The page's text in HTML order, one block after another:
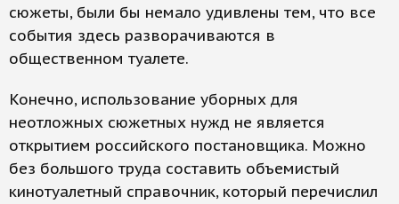
сюжеты, были бы немало удивлены тем, что все
события здесь разворачиваются в
общественном туалете.
Конечно, использование уборных для
неотложных сюжетных нужд не является
открытием российского постановщика. Можно
без большого труда составить объемистый
кинотуалетный справочник, который перечислил